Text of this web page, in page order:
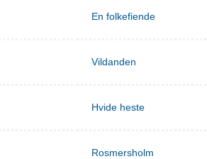
En folkefiende
Vildanden
Hvide heste
Rosmersholm